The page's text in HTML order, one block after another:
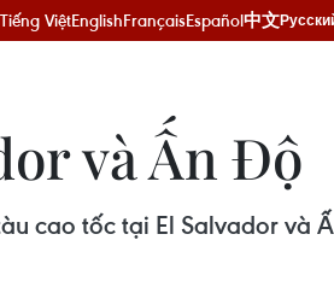
Tiếng ViệtEnglishFrançaisEspañol中文
và Ấn Độ
cao tốc tại El Salvador và